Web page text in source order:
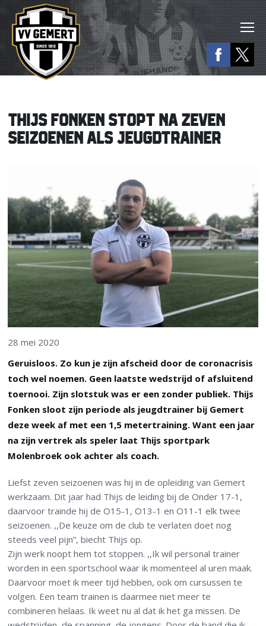
THIJS FONKEN STOPT NA ZEVEN
SEIZOENEN ALS JEUGDTRAINER
28 mei 2020
Geruisloos. Zo kun je zijn afscheid door de coronacrisis
toch wel noemen. Geen laatste wedstrijd of afsluitend
toernooi. Zijn slotstuk was er een zonder publiek. Thijs
Fonken sloot zijn periode als jeugdtrainer bij Gemert
deze week af met een 1,5 metertraining. Want een jaar
na zijn vertrek als speler laat Thijs sportpark
Molenbroek ook achter als coach.
Liefst zeven seizoenen was hij in de opleiding van Gemert
werkzaam. Dit jaar had Thijs de leiding bij de Onder 17-1,
daarvoor trainde hij de O15-1, O13-1 en O11-1 elk twee
seizoenen. ,,De keuze om de club te verlaten doet nog
steeds veel pijn”, biecht Thijs op.
Zijn werk noopt hem tot stoppen. ,,Ik wil personal trainer
worden in een sportschool waar ik momenteel al uren maak.
Daarvoor moet ik meer tijd hebben, ook om cursussen te
volgen. Een team trainen is daarmee niet meer te
combineren helaas. Ik weet nu al dat ik het ga missen. De